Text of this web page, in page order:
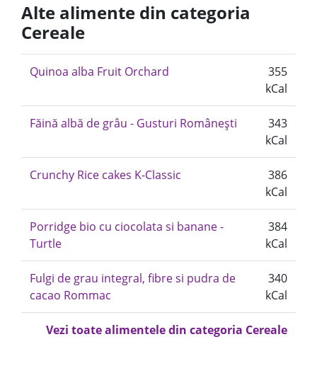
Alte alimente din categoria
Cereale
Quinoa alba Fruit Orchard
355
kCal
Făină albă de grâu - Gusturi Românești
343
kCal
Crunchy Rice cakes K-Classic
386
kCal
Porridge bio cu ciocolata si banane -
Turtle
384
kCal
Fulgi de grau integral, fibre si pudra de
cacao Rommac
340
kCal
Vezi toate alimentele din categoria Cereale